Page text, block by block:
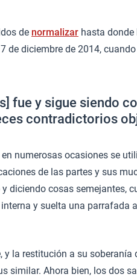
de normalizar hasta donde
diciembre de 2014,
fue y sigue siendo
contradictorios
numerosas ocasiones se
de las partes y sus
cosas semejantes,
y suelta una parrafada
la restitución a su soberanía
similar. Ahora bien, los dos